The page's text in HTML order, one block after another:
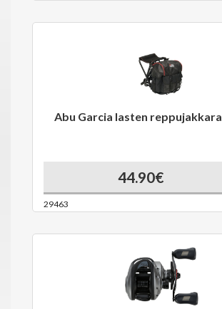
Abu Garcia lasten reppujakkara
44.90€
29463